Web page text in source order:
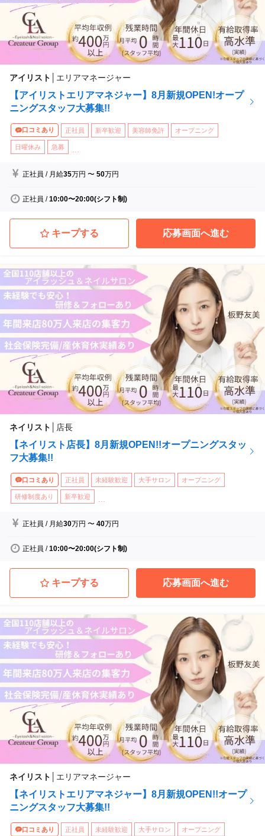
アイリスト エリアマネージャー
【アイリストエリアマネジャー】8月新規OPEN!オープ
ニングスタッフ大募集!!
口コミあり 正社員 新卒歓迎 美容師免許 オープニング
日曜休み 急募
正社員 / 月給35万円 〜50万円
正社員 /10:00〜20:00(シフト制)
キープする 応募画面へ進む
ネイリスト 店長
【ネイリスト店長】8月新規OPEN!!オープニングスタッ
フ大募集!!
口コミあり 正社員 未経験歓迎 大手サロン オープニング
研修制度あり 新卒歓迎
正社員 / 月給30万円 〜40万円
正社員 /10:00〜20:00(シフト制)
キープする 応募画面へ進む
ネイリスト エリアマネージャー
【ネイリストエリアマネジャー】8月新規OPEN!!オープ
ニングスタッフ大募集!!
口コミあり 正社員 未経験歓迎 大手サロン オープニング